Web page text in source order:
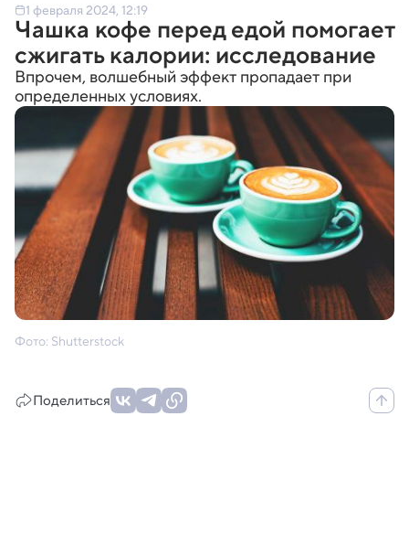
1 февраля 2024, 12:19
Чашка кофе перед едой помогает
сжигать калории: исследование
Впрочем, волшебный эффект пропадает при
определенных условиях.
Фото: Shutterstock
Поделиться